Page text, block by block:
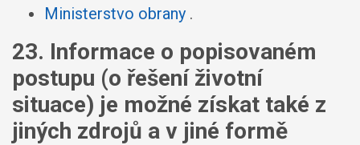
Ministerstvo obrany .
23. Informace o popisovaném
postupu (o řešení životní
situace) je možné získat také z
jiných zdrojů a v jiné formě